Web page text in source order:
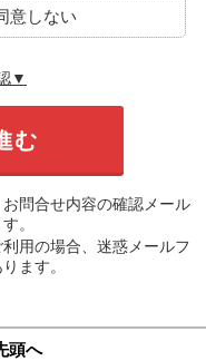
意しない
▼
問合せ内容の確認メール
。
用の場合、迷惑メールフ
ます。
頭へ